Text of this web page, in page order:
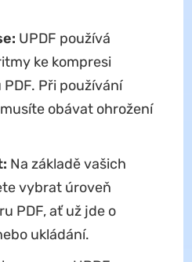
UPDF používá
ke kompresi
Při používání
obávat ohrožení
Na základě vašich
vybrat úroveň
PDF, ať už jde o
ukládání.